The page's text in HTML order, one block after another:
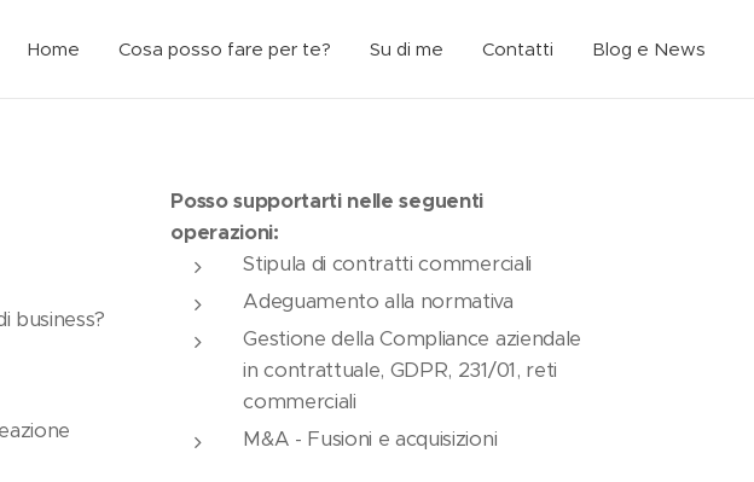
Home Cosa posso fare per te? Su di me Contatti Blog e News
business?
Posso supportarti nelle seguenti
operazioni:
Stipula di contratti commerciali
Adeguamento alla normativa
Gestione della Compliance aziendale
in contrattuale, GDPR, 231/01, reti
commerciali
M&A - Fusioni e acquisizioni